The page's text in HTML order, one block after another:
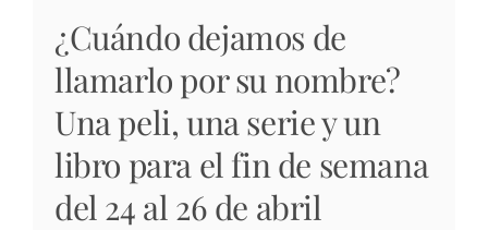
¿Cuándo dejamos de
llamarlo por su nombre?
Una peli, una serie y un
libro para el fin de semana
del 24 al 26 de abril